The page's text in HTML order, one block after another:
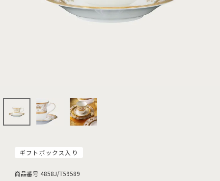
ギフトボックス入り
商品番号 4858J/T59589